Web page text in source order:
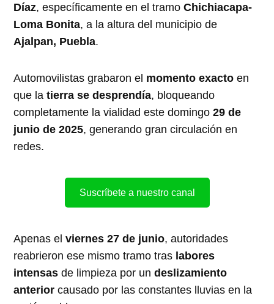
Díaz, específicamente en el tramoChichiacapa-
Loma Bonita, a la altura del municipio de
Ajalpan, Puebla.
Automovilistas grabaron el momento exacto en
que latierra se desprendía, bloqueando
completamente la vialidad este domingo29 de
junio de 2025, generando gran circulación en
redes.
Suscríbete a nuestro canal
Apenas elviernes 27 de junio, autoridades
reabrieron ese mismo tramo tras labores
intensas de limpieza por undeslizamiento
anterior causado por las constantes lluvias en la